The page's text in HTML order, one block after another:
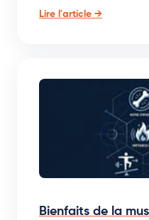
Lire l'article →
Bienfaits de la